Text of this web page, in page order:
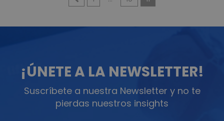
¡ÚNETE A LA NEWSLETTER!
Suscríbete a nuestra Newsletter y no te
pierdas nuestros insights